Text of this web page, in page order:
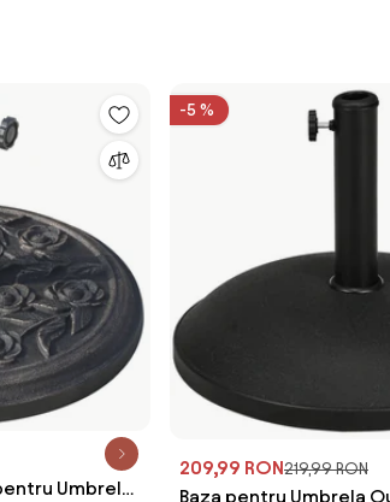
Umbrelă
-5 %
209,99 RON219,99 RON
Baza pentru Umbrela